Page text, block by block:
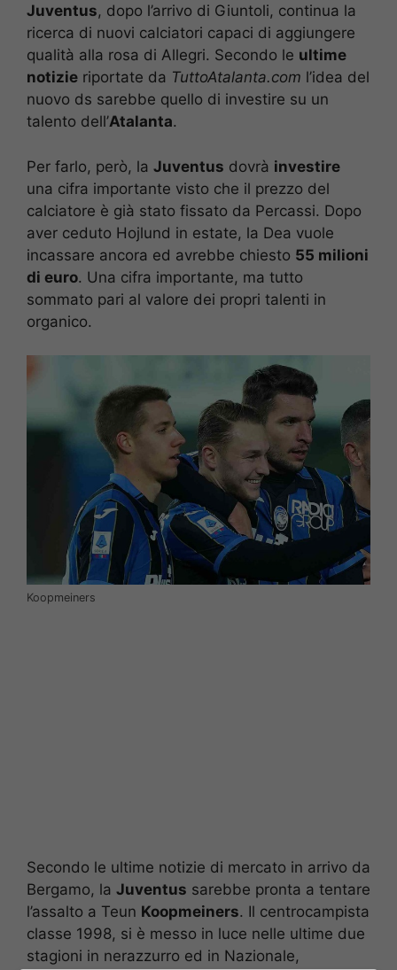
Juventus, dopo l’arrivo di Giuntoli, continua la
ricerca di nuovi calciatori capaci di aggiungere
qualità alla rosa di Allegri. Secondo le ultime
notizie riportate da TuttoAtalanta.com l’idea del
nuovo ds sarebbe quello di investire su un
talento dell’Atalanta.
Per farlo, però, la Juventus dovrà investire
una cifra importante visto che il prezzo del
calciatore è già stato fissato da Percassi. Dopo
aver ceduto Hojlund in estate, la Dea vuole
incassare ancora ed avrebbe chiesto 55 milioni
di euro. Una cifra importante, ma tutto
sommato pari al valore dei propri talenti in
organico.
Koopmeiners
Secondo le ultime notizie di mercato in arrivo da
Bergamo, la Juventus sarebbe pronta a tentare
l’assalto a Teun Koopmeiners. Il centrocampista
classe 1998, si è messo in luce nelle ultime due
stagioni in nerazzurro ed in Nazionale,